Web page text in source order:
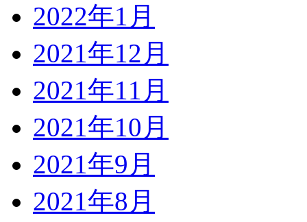
2022年1月
2021年12月
2021年11月
2021年10月
2021年9月
2021年8月